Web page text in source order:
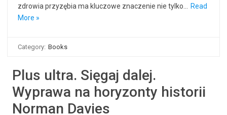
zdrowia przyzębia ma kluczowe znaczenie nie tylko…
Read
More »
Category: Books
Plus ultra. Sięgaj dalej.
Wyprawa na horyzonty historii
Norman Davies